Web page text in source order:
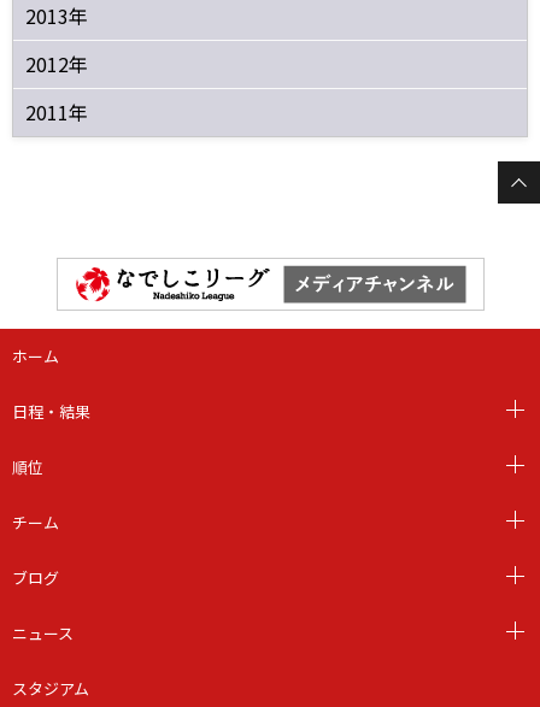
2013年
2012年
2011年
ホーム
日程・結果
順位
チーム
ブログ
ニュース
スタジアム